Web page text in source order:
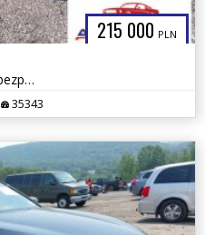
215 000 PLN
2022r., Competition, 4.4L, od ubezpieczalni
35343